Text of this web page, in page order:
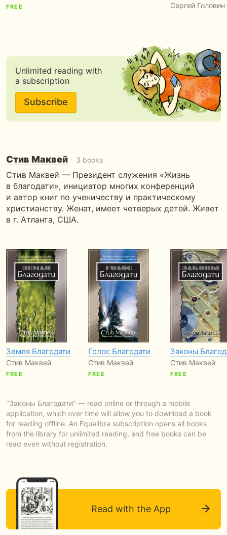
FREE Сергей Головин
Unlimited reading with
a subscription
Subscribe
Стив Маквей 3 books
Стив Маквей — Президент служения «Жизнь
в благодати», инициатор многих конференций
и автор книг по ученичеству и практическому
христианству. Женат, имеет четверых детей. Живет
в г. Атланта, США.
Земля Благодати
Стив Маквей
FREE
Голос Благодати
Стив Маквей
FREE
Законы
Стив Маквей
FREE
"Законы Благодати" — read online or through a mobile
application, which over time will allow you to download a book
for reading offline. An Equalibra subscription opens all books
from the library for unlimited reading, and free books can be
read even without registration.
Read with the App